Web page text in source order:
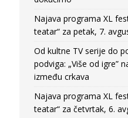
Najava programa XL
teatar“ za petak, 7.
Od kultne TV serije do
podviga: „Više od igre”
između crkava
Najava programa XL
teatar“ za četvrtak, 6.